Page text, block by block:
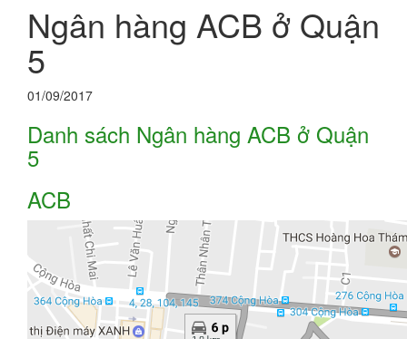
Ngân hàng ACB ở Quận
5
01/09/2017
Danh sách Ngân hàng ACB ở Quận
5
ACB